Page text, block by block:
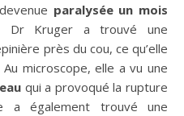
paralysée un mois
Dr Kruger a trouvé une
près du cou, ce qu’elle
Au microscope, elle a vu une
qui a provoqué la rupture
a également trouvé une